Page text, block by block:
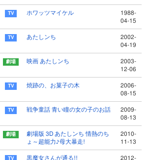
ホワッツマイケル
1988-
04-15
あたしンち
2002-
04-19
映画 あたしンち
2003-
12-06
焼跡の、お菓子の木
2006-
08-15
戦争童話 青い瞳の女の子のお話
2009-
08-13
劇場版 3D あたしンち 情熱のち
ょ～超能力♪母大暴走!
2010-
11-13
黒魔女さんが通る!! 2012-